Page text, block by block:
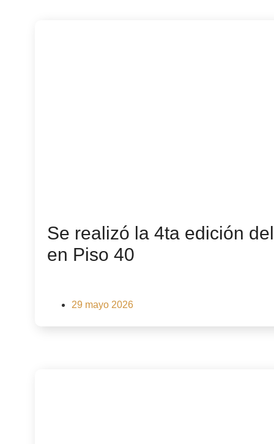
Se realizó la 4ta edición
en Piso 40
29 mayo 2026